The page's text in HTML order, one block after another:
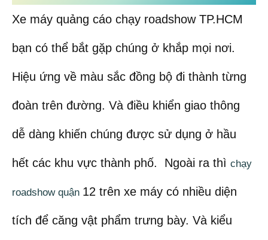
Xe máy quảng cáo chạy roadshow TP.HCM
bạn có thể bắt gặp chúng ở khắp mọi nơi.
Hiệu ứng về màu sắc đồng bộ đi thành từng
đoàn trên đường. Và điều khiển giao thông
dễ dàng khiến chúng được sử dụng ở hầu
hết các khu vực thành phố. Ngoài ra thì chạy
roadshow quận 12 trên xe máy có nhiều diện
tích để căng vật phẩm trưng bày. Và kiểu